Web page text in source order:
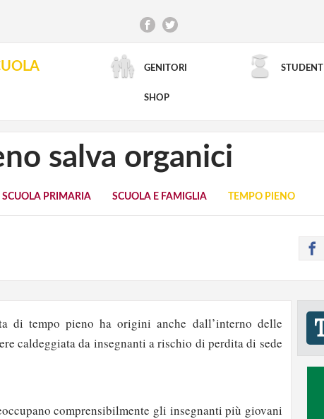
GENITORI STUDENTI
SHOP
RICERCA AVANZATA
salva organici
SCUOLA PRIMARIA SCUOLA E FAMIGLIA TEMPO PIENO
di tempo pieno ha origini anche dall’interno delle
caldeggiata da insegnanti a rischio di perdita di sede
comprensibilmente gli insegnanti più giovani